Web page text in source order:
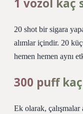
1 vozol kaç
20 shot bir sigara
alımlar içindir. 20
hemen hemen aynı
300 puff
Ek olarak,